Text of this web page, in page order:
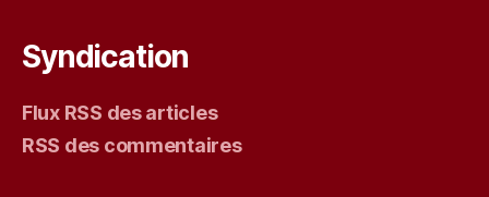
Syndication
Flux RSS des articles
RSS des commentaires